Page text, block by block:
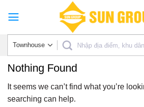
Nothing Found
It seems we can’t find what you’re
searching can help.